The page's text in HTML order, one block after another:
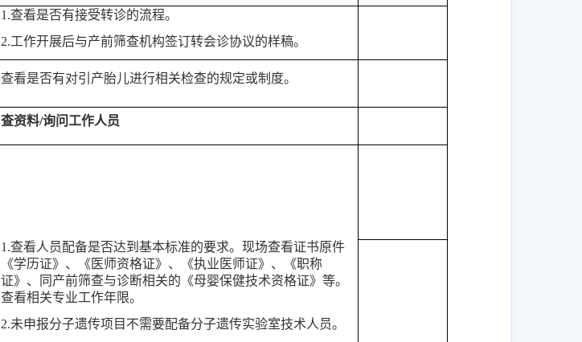
1 .查看是否有接受转诊的流程。
2.工作开展后与产前筛查机构签订转会诊协议的样稿。
查看是否有对引产胎儿进行相关检查的规定或制度。
查资料/询问工作人员
1.查看人员配备是否达到基本标准的要求。现场查看证书原件
《学历证》、《医师资格证》、《执业医师证》、《职称
证》、同产前筛查与诊断相关的《母婴保健技术资格证》等。
查看相关专业工作年限。
2.未申报分子遗传项目不需要配备分子遗传实验室技术人员。